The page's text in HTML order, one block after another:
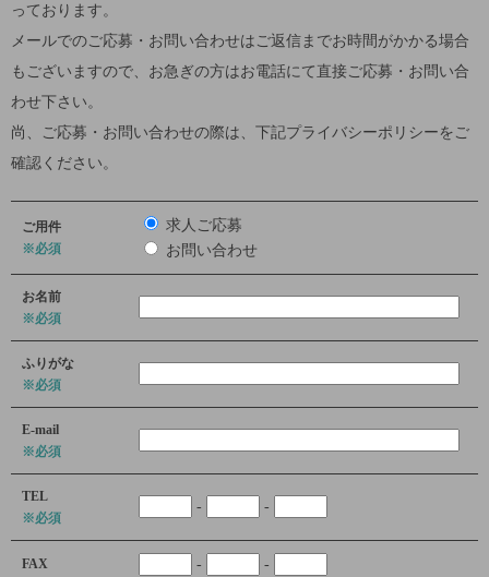
っております。
メールでのご応募・お問い合わせはご返信までお時間がかかる場合
もございますので、お急ぎの方はお電話にて直接ご応募・お問い合
わせ下さい。
尚、ご応募・お問い合わせの際は、下記プライバシーポリシーをご
確認ください。
ご用件
※必須
求人ご応募
お問い合わせ
お名前
※必須
ふりがな
※必須
E-mail
※必須
TEL
※必須
- -
FAX - -